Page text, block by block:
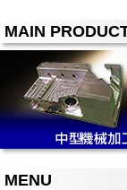
MAIN
MENU